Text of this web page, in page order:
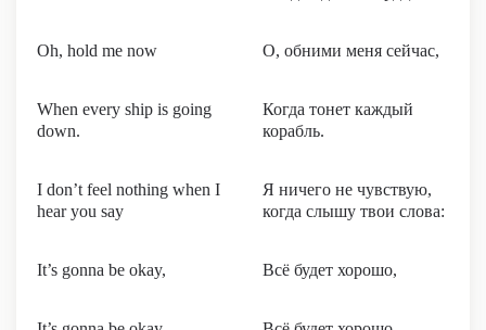
Oh, hold me now О, обними меня сейчас,
When every ship is going
down.
Когда тонет каждый
корабль.
I don’t feel nothing when I
hear you say
Я ничего не чувствую,
когда слышу твои слова:
It’s gonna be okay, Всё будет хорошо,